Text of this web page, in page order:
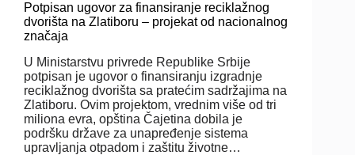
Potpisan ugovor za finansiranje reciklažnog
dvorišta na Zlatiboru – projekat od nacionalnog
značaja
U Ministarstvu privrede Republike Srbije
potpisan je ugovor o finansiranju izgradnje
reciklažnog dvorišta sa pratećim sadržajima na
Zlatiboru. Ovim projektom, vrednim više od tri
miliona evra, opština Čajetina dobila je
podršku države za unapređenje sistema
upravljanja otpadom i zaštitu životne…